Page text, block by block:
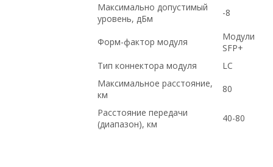
Максимально допустимый
уровень, дБм
-8
Форм-фактор модуля
Модули
SFP+
Тип коннектора модуля
LC
Максимальное расстояние,
км
80
Расстояние передачи
(диапазон), км
40-80